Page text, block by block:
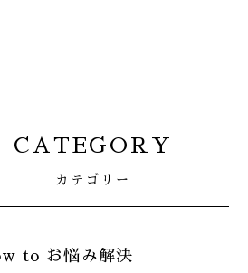
CATEGORY
カテゴリー
to お悩み解決